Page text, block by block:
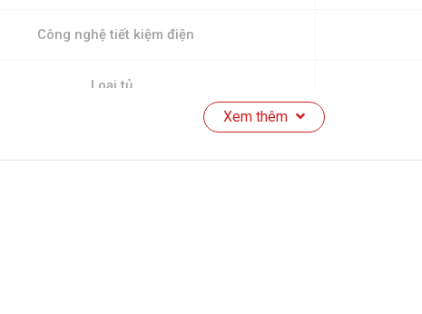
Công nghệ tiết kiệm điện
Loại tủ
Xem thêm